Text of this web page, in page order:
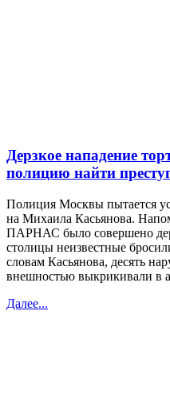
Дерзкое нападение
полицию найти
Полиция Москвы пытается
на Михаила Касьянова.
ПАРНАС было совершено
столицы неизвестные
словам Касьянова, десять
внешностью выкрикивали в
Далее...